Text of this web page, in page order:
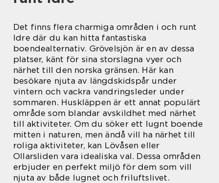
Det finns flera charmiga områden i och runt
Idre där du kan hitta fantastiska
boendealternativ. Grövelsjön är en av dessa
platser, känt för sina storslagna vyer och
närhet till den norska gränsen. Här kan
besökare njuta av längdskidspår under
vintern och vackra vandringsleder under
sommaren. Huskläppen är ett annat populärt
område som blandar avskildhet med närhet
till aktiviteter. Om du söker ett lugnt boende
mitten i naturen, men ändå vill ha närhet till
roliga aktiviteter, kan Lövåsen eller
Ollarsliden vara idealiska val. Dessa områden
erbjuder en perfekt miljö för dem som vill
njuta av både lugnet och friluftslivet.